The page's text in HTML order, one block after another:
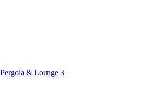
Pergola & Lounge 3